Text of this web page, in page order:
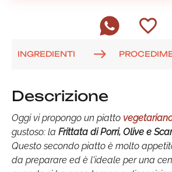
INGREDIENTI
Descrizione
Oggi vi propongo un piatto
gustoso: la Frittata di Porri, Olive e
Questo secondo piatto è molto
da preparare ed è l'ideale per una